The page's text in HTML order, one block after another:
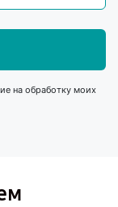
на обработку моих